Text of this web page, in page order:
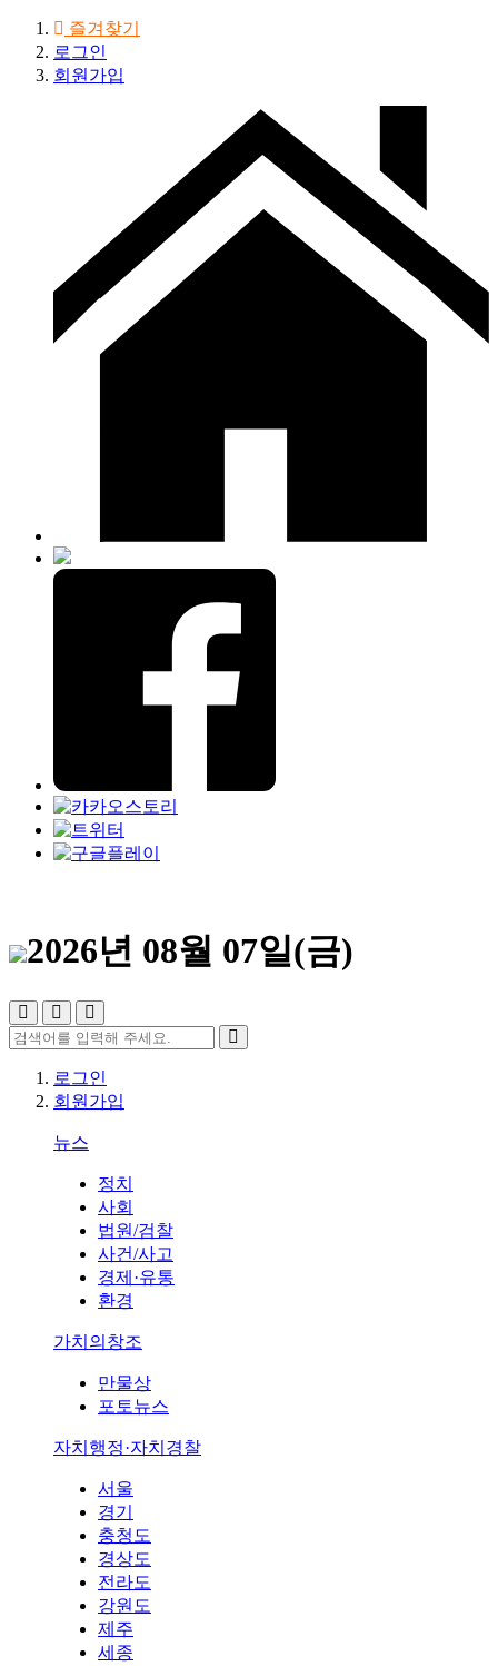
즐겨찾기
로그인
회원가입
2026년 08월 07일(금)
로그인
회원가입
뉴스
정치
사회
법원/검찰
사건/사고
경제·유통
환경
가치의창조
만물상
포토뉴스
자치행정·자치경찰
서울
경기
충청도
경상도
전라도
강원도
제주
세종